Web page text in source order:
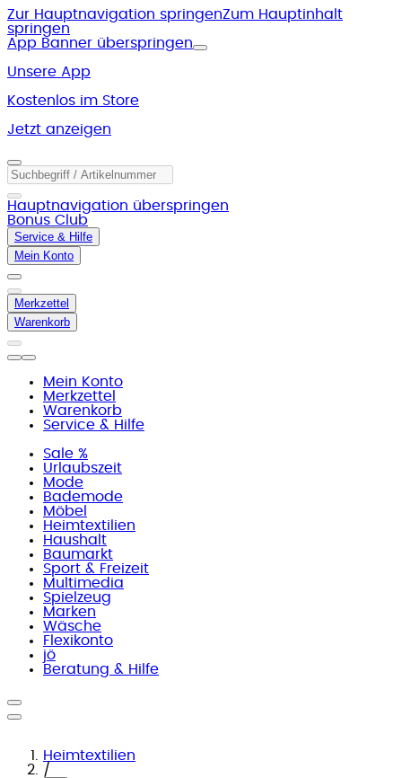
Zur Hauptnavigation springenZum Hauptinhalt
springen
App Banner überspringen
Unsere App
Kostenlos im Store
Jetzt anzeigen
Hauptnavigation überspringen
Bonus Club
Service & Hilfe
Mein Konto
Merkzettel
Warenkorb
Mein Konto
Merkzettel
Warenkorb
Service & Hilfe
Sale %
Urlaubszeit
Mode
Bademode
Möbel
Heimtextilien
Haushalt
Baumarkt
Sport & Freizeit
Multimedia
Spielzeug
Marken
Wäsche
Flexikonto
jö
Beratung & Hilfe
Heimtextilien
/